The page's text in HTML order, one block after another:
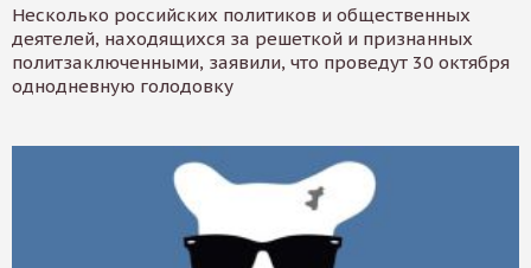
Несколько российских политиков и общественных
деятелей, находящихся за решеткой и признанных
политзаключенными, заявили, что проведут 30 октября
однодневную голодовку